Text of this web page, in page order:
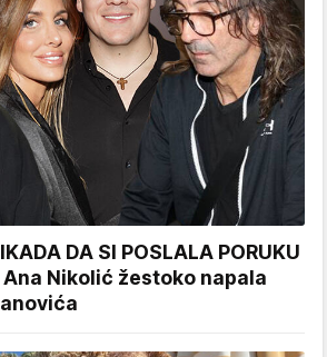
DA SI POSLALA PORUKU
Ana Nikolić žestoko napala